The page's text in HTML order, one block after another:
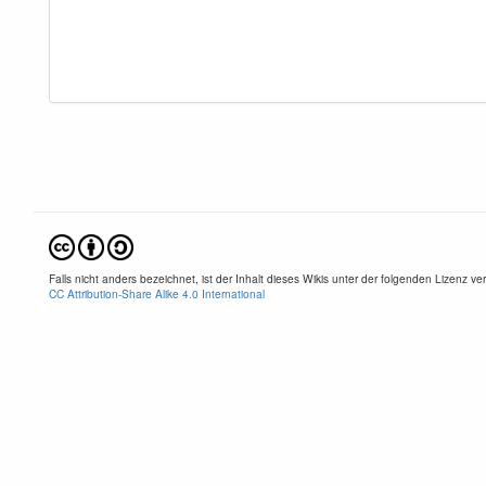
Falls nicht anders bezeichnet, ist der Inhalt dieses Wikis unter der folgenden Lizenz
CC Attribution-Share Alike 4.0 International